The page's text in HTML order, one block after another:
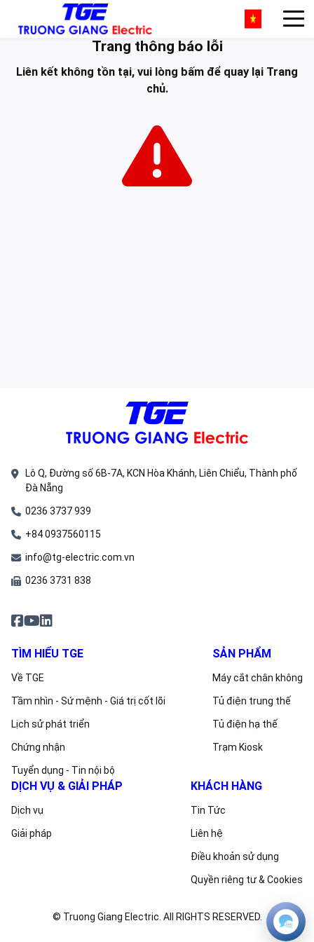
Trang thông báo lỗi
Liên kết không tồn tại, vui lòng bấm để quay lại Trang
chủ.
Lô Q, Đường số 6B-7A, KCN Hòa Khánh, Liên Chiểu, Thành phố
Đà Nẵng
0236 3737 939
+84 0937560115
info@tg-electric.com.vn
0236 3731 838
TÌM HIỂU TGE
Về TGE
Tầm nhìn - Sứ mệnh - Giá trị cốt lõi
Lịch sử phát triển
Chứng nhận
Tuyển dụng - Tin nội bộ
SẢN PHẨM
Máy cắt chân không
Tủ điện trung thế
Tủ điện hạ thế
Trạm Kiosk
DỊCH VỤ & GIẢI PHÁP
Dịch vụ
Giải pháp
KHÁCH HÀNG
Tin Tức
Liên hệ
Điều khoản sử dụng
Quyền riêng tư & Cookies
© Truong Giang Electric. All RIGHTS RESERVED.